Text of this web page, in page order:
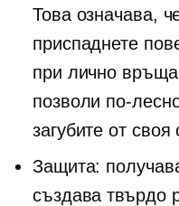
Това означава,
приспаднете
при лично
позволи по-
загубите от
Защита:
създава твърдо